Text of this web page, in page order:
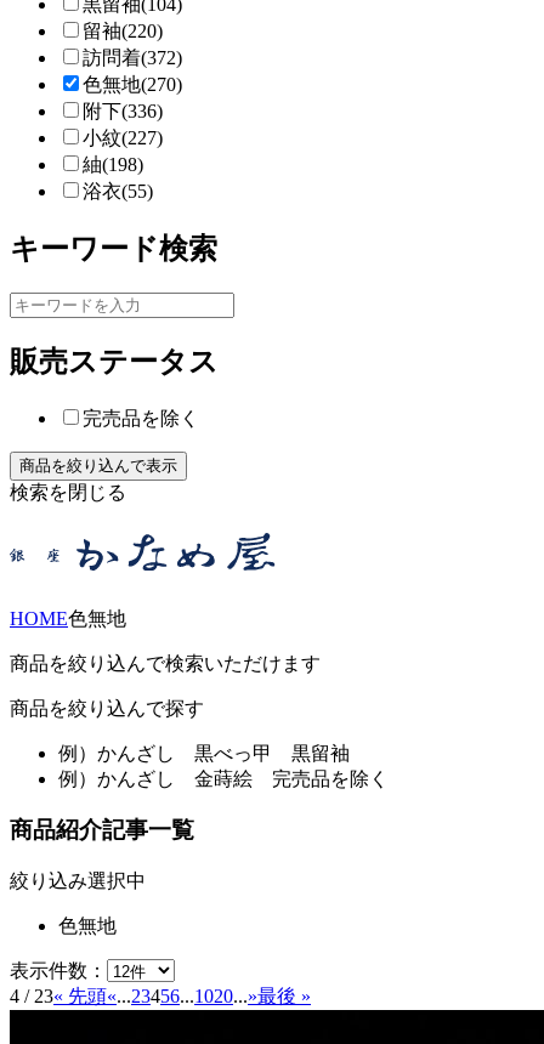
黒留袖(104)
留袖(220)
訪問着(372)
色無地(270)
附下(336)
小紋(227)
紬(198)
浴衣(55)
キーワード検索
販売ステータス
完売品を除く
検索を閉じる
HOME色無地
商品を絞り込んで検索いただけます
商品を絞り込んで探す
例） かんざし 黒べっ甲 黒留袖
例） かんざし 金蒔絵 完売品を除く
商品紹介記事一覧
絞り込み選択中
色無地
表示件数：
4 / 23« 先頭«...23456...1020...»最後 »